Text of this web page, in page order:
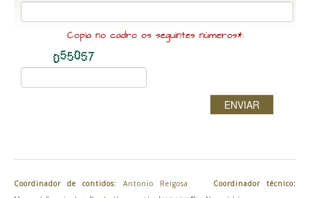
Copia no cadro os seguintes números*:
ENVIAR
Coordinador de contidos: Antonio Reigosa Coordinador técnico: